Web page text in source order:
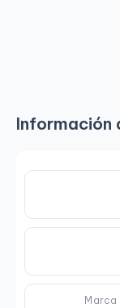
Información
Marca